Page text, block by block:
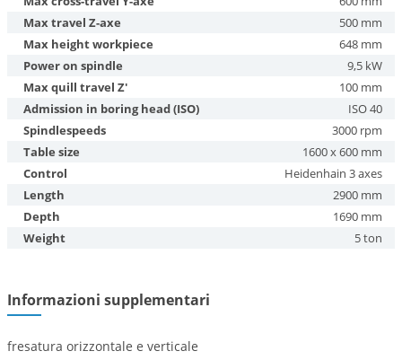
Max travel Z-axe
500 mm
Max height workpiece
648 mm
Power on spindle
9,5 kW
Max quill travel Z'
100 mm
Admission in boring head (ISO)
ISO 40
Spindlespeeds
3000 rpm
Table size
1600 x 600 mm
Control
Heidenhain 3 axes
Length
2900 mm
Depth
1690 mm
Weight
5 ton
Informazioni supplementari
fresatura orizzontale e verticale